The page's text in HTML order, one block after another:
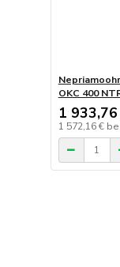
OKC 400
1
1 572,16 €